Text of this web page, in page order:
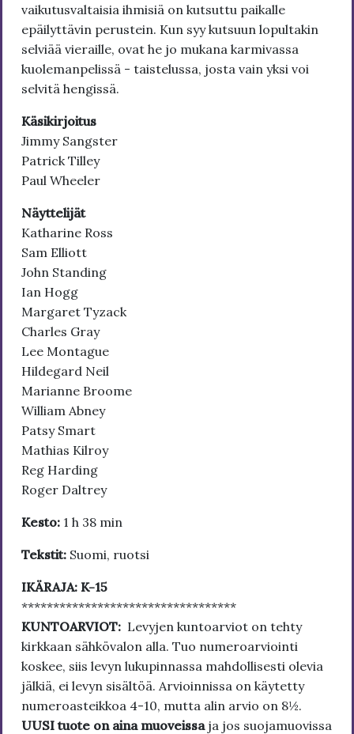
vaikutusvaltaisia ihmisiä on kutsuttu paikalle
epäilyttävin perustein. Kun syy kutsuun lopultakin
selviää vieraille, ovat he jo mukana karmivassa
kuolemanpelissä - taistelussa, josta vain yksi voi
selvitä hengissä.
Käsikirjoitus
Jimmy Sangster
Patrick Tilley
Paul Wheeler
Näyttelijät
Katharine Ross
Sam Elliott
John Standing
Ian Hogg
Margaret Tyzack
Charles Gray
Lee Montague
Hildegard Neil
Marianne Broome
William Abney
Patsy Smart
Mathias Kilroy
Reg Harding
Roger Daltrey
Kesto: 1 h 38 min
Tekstit: Suomi, ruotsi
IKÄRAJA: K-15
**********************************
KUNTOARVIOT: Levyjen kuntoarviot on tehty
kirkkaan sähkövalon alla. Tuo numeroarviointi
koskee, siis levyn lukupinnassa mahdollisesti olevia
jälkiä, ei levyn sisältöä. Arvioinnissa on käytetty
numeroasteikkoa 4-10, mutta alin arvio on 8½.
UUSI tuote on aina muoveissa ja jos suojamuovissa